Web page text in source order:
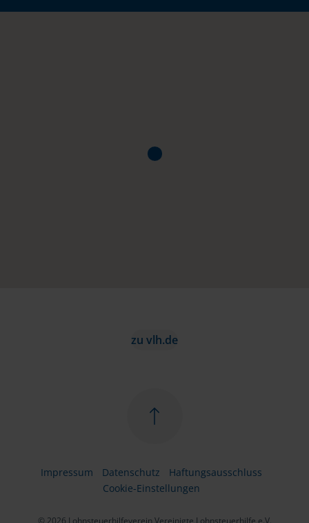
zu vlh.de
Impressum Datenschutz
Haftungsausschluss
Cookie-Einstellungen
© 2026 Lohnsteuerhilfeverein Vereinigte Lohnsteuerhilfe e.V.